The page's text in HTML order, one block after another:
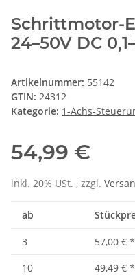
Schrittmotor-
24–50V DC
Artikelnummer: 55142
GTIN: 24312
Kategorie: 1-Achs-
54,99 €
inkl. 20% USt. , zzgl.
ab
3 57,00 € *
10
49,49 € *